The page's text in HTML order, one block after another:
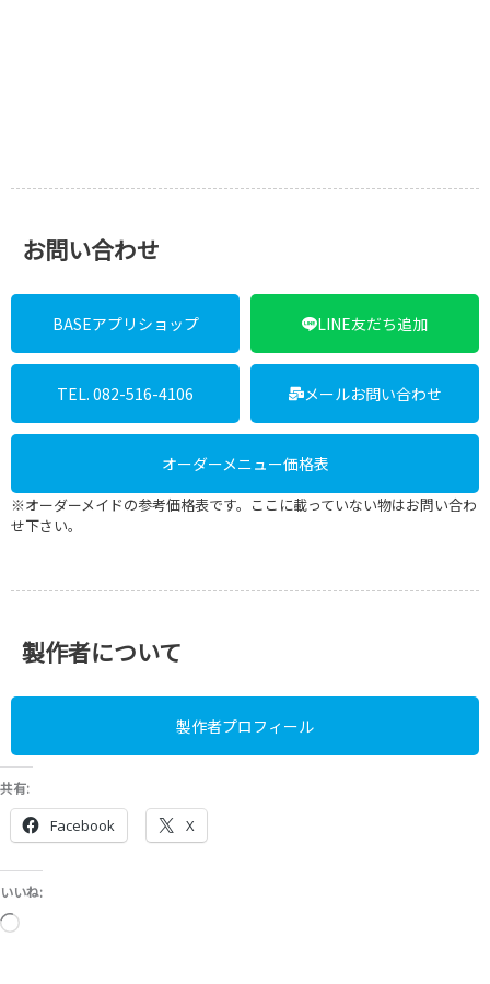
せ下さい。
製作者について
製作者プロフィール
読
込
み
中…